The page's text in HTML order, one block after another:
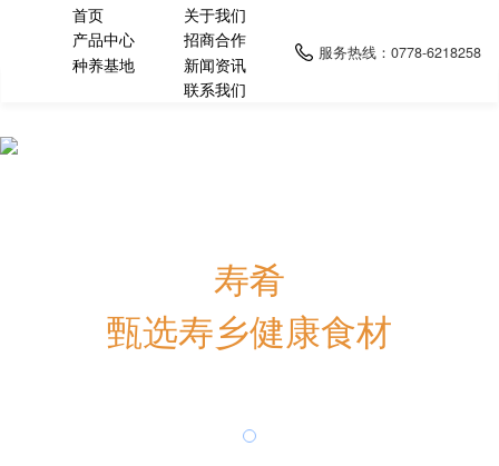
首页
关于我们
产品中心
招商合作
种养基地
新闻资讯
联系我们
服务热线： 0778-6218258
寿肴
甄选寿乡健康食材